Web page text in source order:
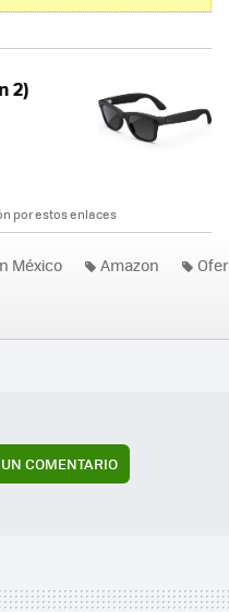
2)
por estos enlaces
México Amazon
COMENTARIO